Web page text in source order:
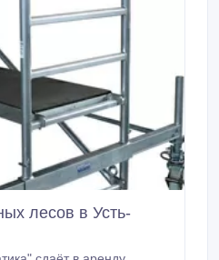
лесов в Усть-